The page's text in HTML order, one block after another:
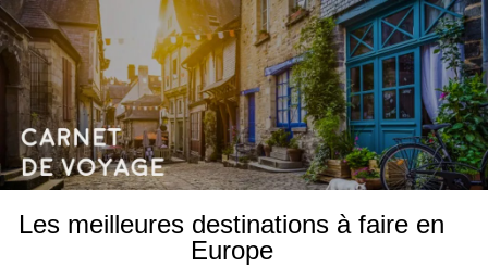
Les meilleures destinations à faire en
Europe